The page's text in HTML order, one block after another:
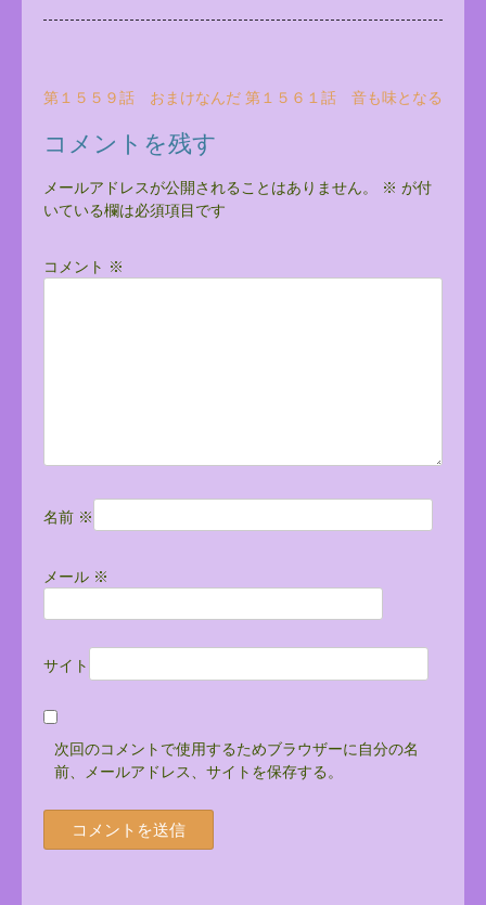
投
稿
ナ
ビ
ゲ
ー
シ
第１５５９話 おまけなんだ 第１５６１話 音も味となる
コメントを残す
メールアドレスが公開されることはありません。 ※ が付
いている欄は必須項目です
コメント ※
名前 ※
メール ※
サイト
次回のコメントで使用するためブラウザーに自分の名
前、メールアドレス、サイトを保存する。